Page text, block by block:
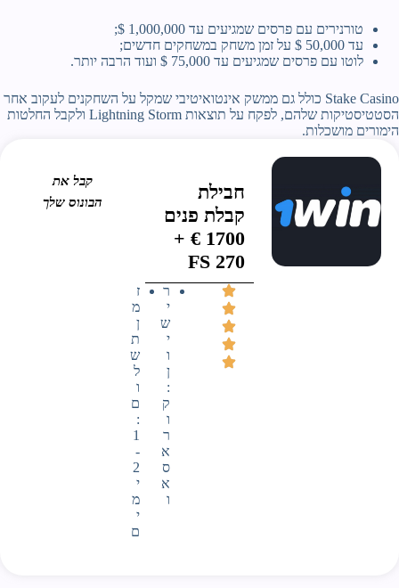
טורנירים עם פרסים שמגיעים עד 1,000,000 $;
עד 50,000 $ על זמן משחק במשחקים חדשים;
לוטו עם פרסים שמגיעים עד 75,000 $ ועוד הרבה יותר.
Stake Casino כולל גם ממשק אינטואיטיבי שמקל על השחקנים לעקוב אחר
הסטטיסטיקות שלהם, לפקח על תוצאות Lightning Storm ולקבל החלטות
הימורים מושכלות.
חבילת
קבלת פנים
1700 € +
270 FS
ר
י
ש
י
ו
ן
:
ק
ו
ר
א
ס
א
ו
ז
מ
ן
ת
ש
ל
ו
ם
:
1
-
2
י
מ
י
ם
קבל את
הבונוס שלך